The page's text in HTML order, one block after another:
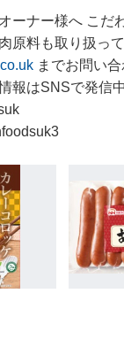
ーナー様へ こだ
原料も取り扱っ
までお問い合
報はSNSで発信中